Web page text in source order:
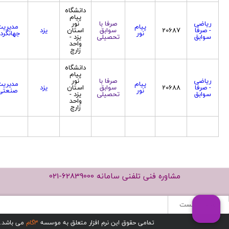
ریاضی
- صرفا
سوابق
20687 پیام
نور
صرفا با
سوابق
تحصیلی
دانشگاه
پیام
نور
استان
یزد -
واحد
زارچ
یزد
ریاضی
- صرفا
سوابق
20688 پیام
نور
صرفا با
سوابق
تحصیلی
دانشگاه
پیام
نور
استان
یزد -
واحد
زارچ
یزد
مشاوره فنی تلفنی سامانه 021-62839000
صفحه نخست
تمامی حقوق این نرم افزار متعلق به موسسه 3گام می باشد.